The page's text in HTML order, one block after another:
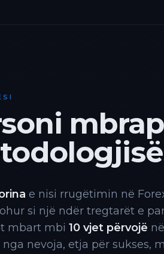
e nisi rrugëtimin në
si një ndër tregtarët e
mbart mbi 10 vjet përvojë
nevoja, etja për sukses,